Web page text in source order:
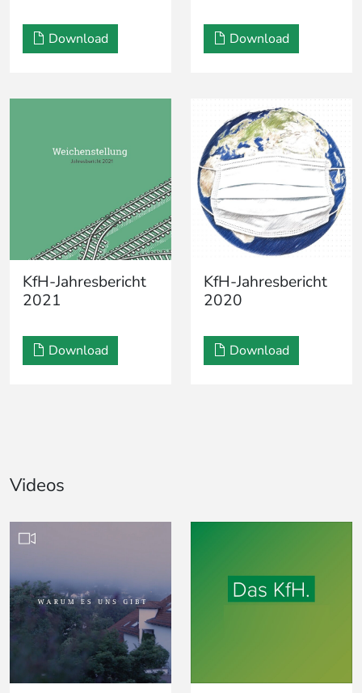
Download Download
KfH-Jahresbericht
2021
Download
KfH-Jahresbericht
2020
Download
Videos